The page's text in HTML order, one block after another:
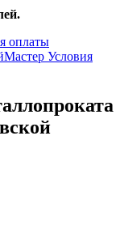
оплаты
Условия